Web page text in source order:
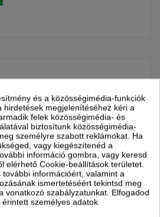
Inverteres Split Klíma.
készüléke az újDaikin
márkától megszokott csendes
A készülék megfelelő választás
családi házak, de még kereskedelmi
időszakban fűtésre is. A++
és a közösségimédia-funkciók
hirdetések megjelenítéséhez kéri a
felek közösségimédia- és
biztosítunk közösségimédia-
személyre szabott reklámokat. Ha
vagy kiegészítenéd a
információ gombra, vagy keresd
elérhető Cookie-beállítások területet.
további információért, valamint a
ismertetéséért tekintsd meg
vonatkozó szabályzatunkat. Elfogadod
személyes adatok